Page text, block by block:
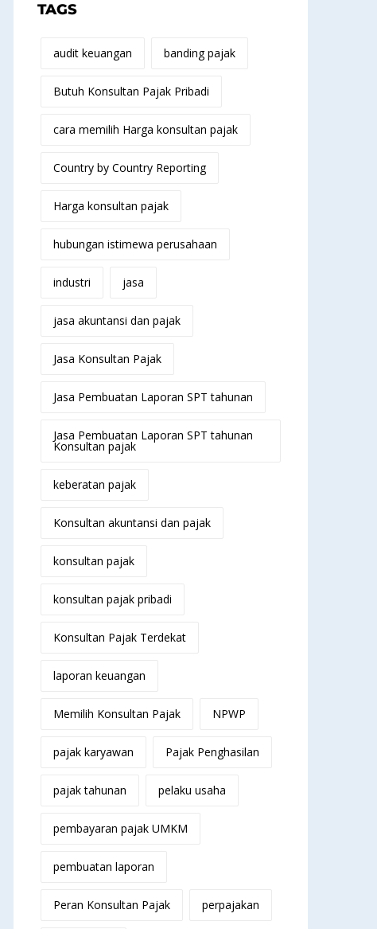
TAGS
audit keuangan banding pajak
Butuh Konsultan Pajak Pribadi
cara memilih Harga konsultan pajak
Country by Country Reporting
Harga konsultan pajak
hubungan istimewa perusahaan
industri jasa
jasa akuntansi dan pajak
Jasa Konsultan Pajak
Jasa Pembuatan Laporan SPT tahunan
Jasa Pembuatan Laporan SPT tahunan
Konsultan pajak
keberatan pajak
Konsultan akuntansi dan pajak
konsultan pajak
konsultan pajak pribadi
Konsultan Pajak Terdekat
laporan keuangan
Memilih Konsultan Pajak NPWP
pajak karyawan Pajak Penghasilan
pajak tahunan pelaku usaha
pembayaran pajak UMKM
pembuatan laporan
Peran Konsultan Pajak perpajakan